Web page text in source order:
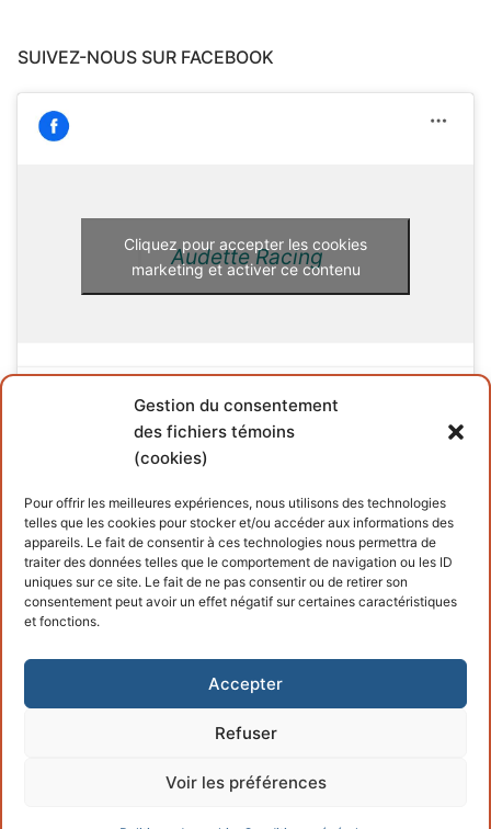
Gestion du consentement
des fichiers témoins
(cookies)
Pour offrir les meilleures expériences, nous utilisons des technologies
telles que les cookies pour stocker et/ou accéder aux informations des
appareils. Le fait de consentir à ces technologies nous permettra de
traiter des données telles que le comportement de navigation ou les ID
uniques sur ce site. Le fait de ne pas consentir ou de retirer son
consentement peut avoir un effet négatif sur certaines caractéristiques
et fonctions.
Accepter
Refuser
Voir les préférences
SUIVEZ-NOUS SUR FACEBOOK
Audette Racing
Cliquez pour accepter les cookies
marketing et activer ce contenu
INFORMATIONS
Conditions générales
Politique de cookies
Copyright © 2026 – Propulsé parCustomify